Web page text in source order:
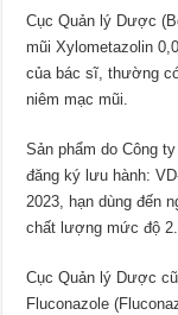
Cục Quản lý Dược
mũi Xylometazolin
của bác sĩ, thường
niêm mạc mũi.
Sản phẩm do Công
đăng ký lưu hành:
2023, hạn dùng đến
chất lượng mức độ 2.
Cục Quản lý Dược
Fluconazole